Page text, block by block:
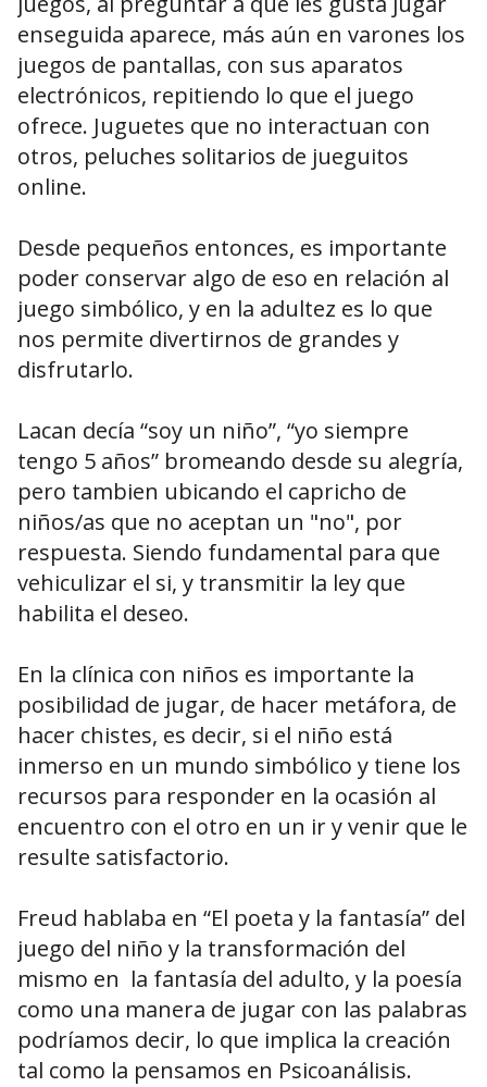
enseguida aparece, más aún en varones los
juegos de pantallas, con sus aparatos
electrónicos, repitiendo lo que el juego
ofrece. Juguetes que no interactuan con
otros, peluches solitarios de jueguitos
online.
Desde pequeños entonces, es importante
poder conservar algo de eso en relación al
juego simbólico, y en la adultez es lo que
nos permite divertirnos de grandes y
disfrutarlo.
Lacan decía “soy un niño”, “yo siempre
tengo 5 años” bromeando desde su alegría,
pero tambien ubicando el capricho de
niños/as que no aceptan un "no", por
respuesta. Siendo fundamental para que
vehiculizar el si, y transmitir la ley que
habilita el deseo.
En la clínica con niños es importante la
posibilidad de jugar, de hacer metáfora, de
hacer chistes, es decir, si el niño está
inmerso en un mundo simbólico y tiene los
recursos para responder en la ocasión al
encuentro con el otro en un ir y venir que le
resulte satisfactorio.
Freud hablaba en “El poeta y la fantasía” del
juego del niño y la transformación del
mismo en la fantasía del adulto, y la poesía
como una manera de jugar con las palabras
podríamos decir, lo que implica la creación
tal como la pensamos en Psicoanálisis.